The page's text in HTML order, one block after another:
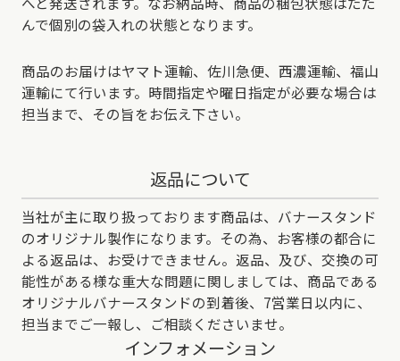
んで個別の袋入れの状態となります。
商品のお届けはヤマト運輸、佐川急便、西濃運輸、福山
運輸にて行います。時間指定や曜日指定が必要な場合は
担当まで、その旨をお伝え下さい。
返品について
当社が主に取り扱っております商品は、バナースタンド
のオリジナル製作になります。その為、お客様の都合に
よる返品は、お受けできません。返品、及び、交換の可
能性がある様な重大な問題に関しましては、商品である
オリジナルバナースタンドの到着後、7営業日以内に、
担当までご一報し、ご相談くださいませ。
インフォメーション